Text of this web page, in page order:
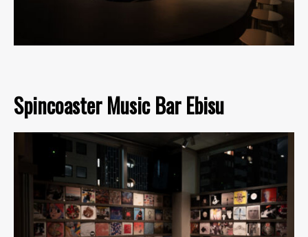
Spincoaster Music Bar Ebisu